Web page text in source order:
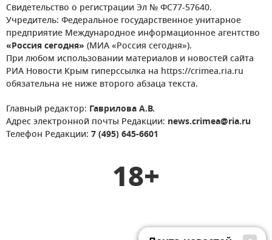
Свидетельство о регистрации Эл № ФС77-57640.
Учредитель: Федеральное государственное унитарное
предприятие Международное информационное агентство
«Россия сегодня» (МИА «Россия сегодня»).
При любом использовании материалов и новостей сайта
РИА Новости Крым гиперссылка на https://crimea.ria.ru
обязательна не ниже второго абзаца текста.
Главный редактор: Гаврилова А.В.
Адрес электронной почты Редакции: news.crimea@ria.ru
Телефон Редакции: 7 (495) 645-6601
18+